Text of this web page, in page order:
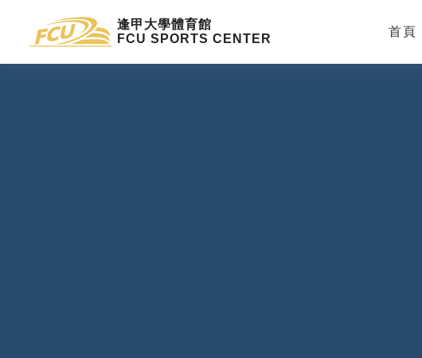
逢甲大學體育館
FCU SPORTS CENTER
首頁